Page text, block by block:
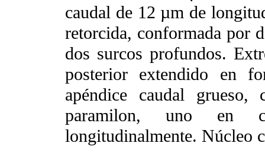
caudal de 12 µm de
retorcida, conformada por
dos surcos profundos.
posterior extendido en
apéndice caudal
paramilon, uno en
longitudinalmente. Núcleo